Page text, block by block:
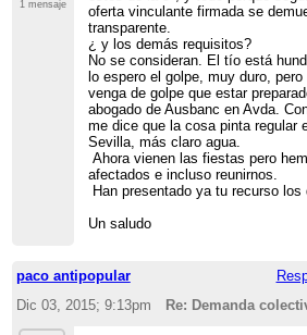
1 mensaje
oferta vinculante firmada se
transparente.
¿ y los demás requisitos?
No se consideran. El tío está
lo espero el golpe, muy duro,
venga de golpe que estar
abogado de Ausbanc en Avda.
me dice que la cosa pinta regular
Sevilla, más claro agua.
Ahora vienen las fiestas pero
afectados e incluso reunirnos.
Han presentado ya tu recurso los
Un saludo
paco antipopular
Dic 03, 2015; 9:13pm
Re: Demanda